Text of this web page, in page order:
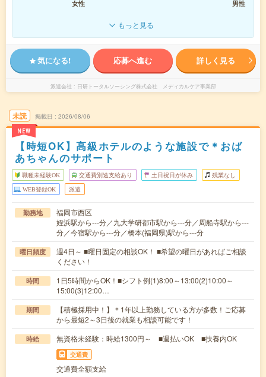
女性
男性
もっと見る
気になる! 応募へ進む 詳しく見る
派遣会社 日研トータルソーシング株式会社 メディカルケア事業部
未読
NEW
掲載日 2026/08/06
【時短OK】高級ホテルのような施設で＊おば
あちゃんのサポート
職種未経験OK 交通費別途支給あり 土日祝日が休み 残業なし
WEB登録OK 派遣
勤務地
福岡市西区
姪浜駅から---分／九大学研都市駅から---分／周船寺駅から---
分／今宿駅から---分／橋本(福岡県)駅から---分
曜日頻度
週4日～ ■曜日固定の相談OK！ ■希望の曜日があればご相談
ください！
時間
1日5時間からOK！■シフト例(1)8:00～13:00(2)10:00～
15:00(3)12:00…
期間
【積極採用中！】＊1年以上勤務している方が多数！ご応募
から最短2～3日後の就業も相談可能です！
時給 無資格未経験：時給1300円～ ■週払いOK ■扶養内OK
交通費
交通費全額支給